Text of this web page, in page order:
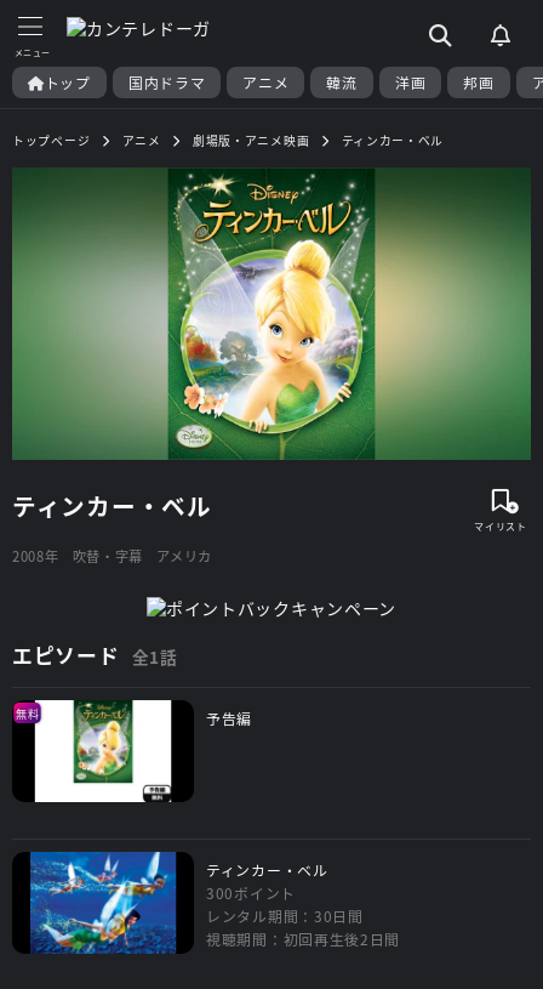
トップ 国内ドラマ アニメ 韓流 洋画 邦画
トップページ アニメ 劇場版・アニメ映画 ティンカー・ベル
ティンカー・ベル
2008年 吹替・字幕 アメリカ
エピソード 全1話
無料 予告編
ティンカー・ベル
300ポイント
レンタル期間：30日間
視聴期間：初回再生後2日間